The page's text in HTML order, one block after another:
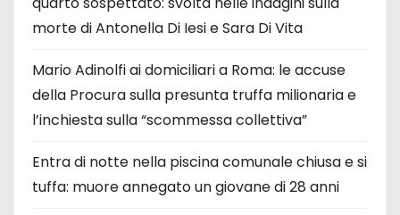
morte di Antonella Di Iesi e Sara Di Vita
Mario Adinolfi ai domiciliari a Roma: le accuse
della Procura sulla presunta truffa milionaria e
l’inchiesta sulla “scommessa collettiva”
Entra di notte nella piscina comunale chiusa e si
tuffa: muore annegato un giovane di 28 anni